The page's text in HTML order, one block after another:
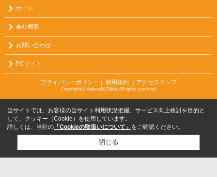
ホーム
会社概要
お問い合わせ
PCサイト
プライバシーポリシー ｜ 利用規約 ｜アクセスマップ
Copyright(c) Aplace株式会社 All rights reserved.
当サイトでは、お客様の当サイト利用状況把握、サービス向上検討を目的と
して、クッキー（Cookie）を使用しています。
詳しくは、当社の 「Cookieの取扱いについて」 をご確認ください。
閉じる